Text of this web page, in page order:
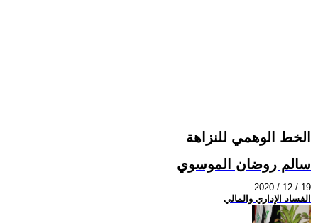
الخط الوهمي للنزاهة
سالم روضان الموسوي
2020 / 12 / 19
الفساد الإداري والمالي